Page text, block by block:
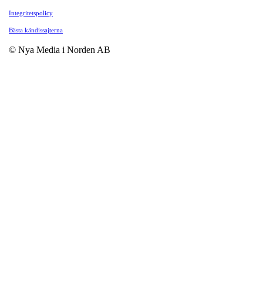
Integritetspolicy
Bästa kändissajterna
© Nya Media i Norden AB